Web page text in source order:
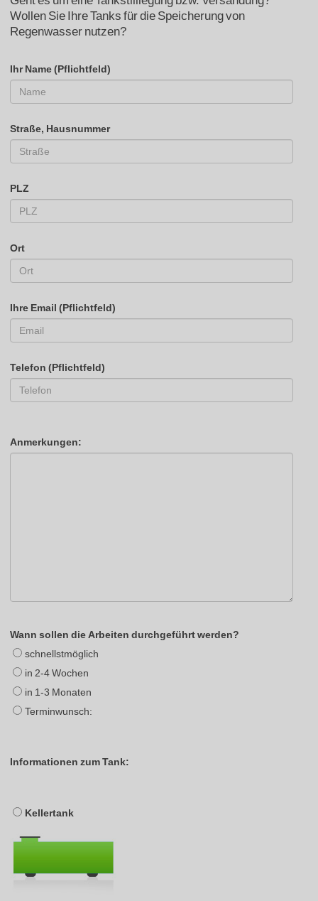
Wollen Sie Ihre Tanks für die Speicherung von
Regenwasser nutzen?
Ihr Name (Pflichtfeld)
Straße, Hausnummer
PLZ
Ort
Ihre Email (Pflichtfeld)
Telefon (Pflichtfeld)
Anmerkungen:
Wann sollen die Arbeiten durchgeführt werden?
schnellstmöglich
in 2-4 Wochen
in 1-3 Monaten
Terminwunsch:
Informationen zum Tank:
Kellertank